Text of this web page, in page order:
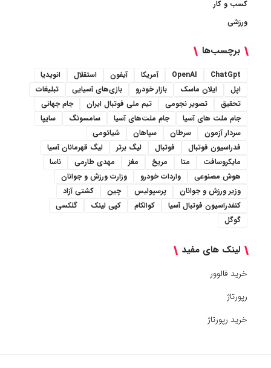
کسب و کار
ورزشی
برچسب‌ها
ChatGpt
OpenAI آمریکا آیفون استقلال
انویدیا
اپل
ایلان ماسک بازار خودرو بازی‌های آسیایی
تبلیغات
تحقیق
تصویر نجومی تیم ملی فوتبال ایران
جام جهانی
جام ملت های آسیا
جام ملت‌های آسیا سامسونگ
سایپا
سردار آزمون
سرطان سپاهان
شیائومی
فدراسیون فوتبال
فوتبال لیگ برتر
لیگ قهرمانان آسیا
مایکروسافت
متا مریخ مغز مهدی طارمی
ناسا
هوش مصنوعی
واردات خودرو
وزارت ورزش و جوانان
وزیر ورزش و جوانان
پرسپولیس چین
کشتی آزاد
کنفدراسیون فوتبال آسیا
کوالکام کپی لینک
گلکسی
گوگل
لینک های مفید
خرید فالوور
رپورتاژ
خرید رپورتاژ